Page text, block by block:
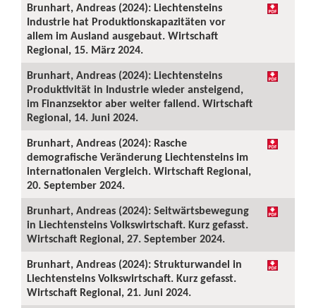
Brunhart, Andreas (2024): Liechtensteins
Industrie hat Produktionskapazitäten vor
allem im Ausland ausgebaut. Wirtschaft
Regional, 15. März 2024.
Brunhart, Andreas (2024): Liechtensteins
Produktivität in Industrie wieder ansteigend,
im Finanzsektor aber weiter fallend. Wirtschaft
Regional, 14. Juni 2024.
Brunhart, Andreas (2024): Rasche
demografische Veränderung Liechtensteins im
internationalen Vergleich. Wirtschaft Regional,
20. September 2024.
Brunhart, Andreas (2024): Seitwärtsbewegung
in Liechtensteins Volkswirtschaft. Kurz gefasst.
Wirtschaft Regional, 27. September 2024.
Brunhart, Andreas (2024): Strukturwandel in
Liechtensteins Volkswirtschaft. Kurz gefasst.
Wirtschaft Regional, 21. Juni 2024.